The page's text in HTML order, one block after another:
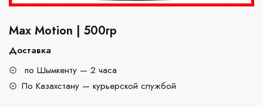
Max Motion | 500гр
Доставка
по Шымкенту — 2 часа
По Казахстану — курьерской службой